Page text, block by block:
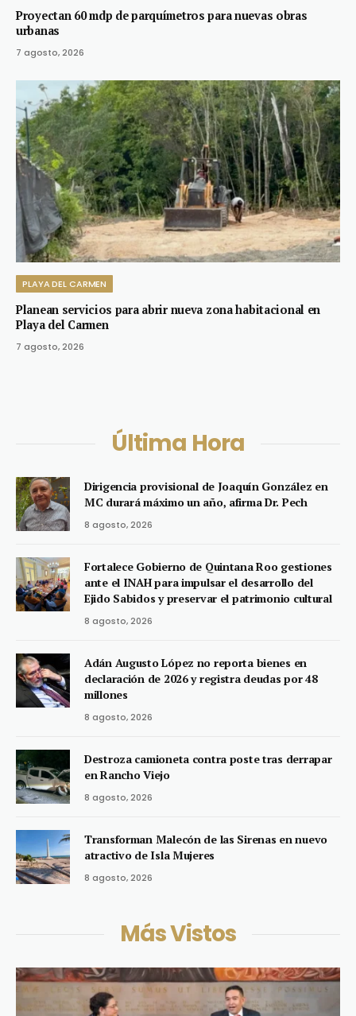
Proyectan 60 mdp de parquímetros para nuevas obras
urbanas
7 agosto, 2026
PLAYA DEL CARMEN
Planean servicios para abrir nueva zona habitacional en
Playa del Carmen
7 agosto, 2026
Última Hora
Dirigencia provisional de Joaquín González en
MC durará máximo un año, afirma Dr. Pech
8 agosto, 2026
Fortalece Gobierno de Quintana Roo gestiones
ante el INAH para impulsar el desarrollo del
Ejido Sabidos y preservar el patrimonio cultural
8 agosto, 2026
Adán Augusto López no reporta bienes en
declaración de 2026 y registra deudas por 48
millones
8 agosto, 2026
Destroza camioneta contra poste tras derrapar
en Rancho Viejo
8 agosto, 2026
Transforman Malecón de las Sirenas en nuevo
atractivo de Isla Mujeres
8 agosto, 2026
Más Vistos